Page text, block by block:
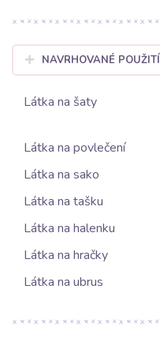
NAVRHOVANÉ POUŽITÍ
Látka na šaty
Látka na povlečení
Látka na sako
Látka na tašku
Látka na halenku
Látka na hračky
Látka na ubrus